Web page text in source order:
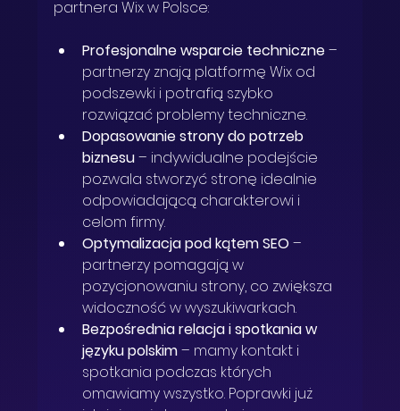
partnera Wix w Polsce:
Profesjonalne wsparcie techniczne –
partnerzy znają platformę Wix od
podszewki i potrafią szybko
rozwiązać problemy techniczne.
Dopasowanie strony do potrzeb
biznesu – indywidualne podejście
pozwala stworzyć stronę idealnie
odpowiadającą charakterowi i
celom firmy.
Optymalizacja pod kątem SEO –
partnerzy pomagają w
pozycjonowaniu strony, co zwiększa
widoczność w wyszukiwarkach.
Bezpośrednia relacja i spotkania w
języku polskim – mamy kontakt i
spotkania podczas których
omawiamy wszystko. Poprawki już